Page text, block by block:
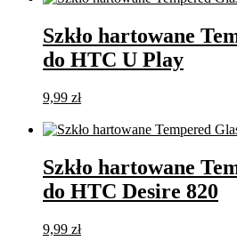
Szkło hartowane
do HTC U Play
9,99 zł
Szkło hartowane
do HTC Desire 820
9,99 zł